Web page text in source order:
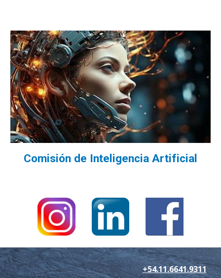
Comisión de Inteligencia Artificial
+54.11.6641.9311